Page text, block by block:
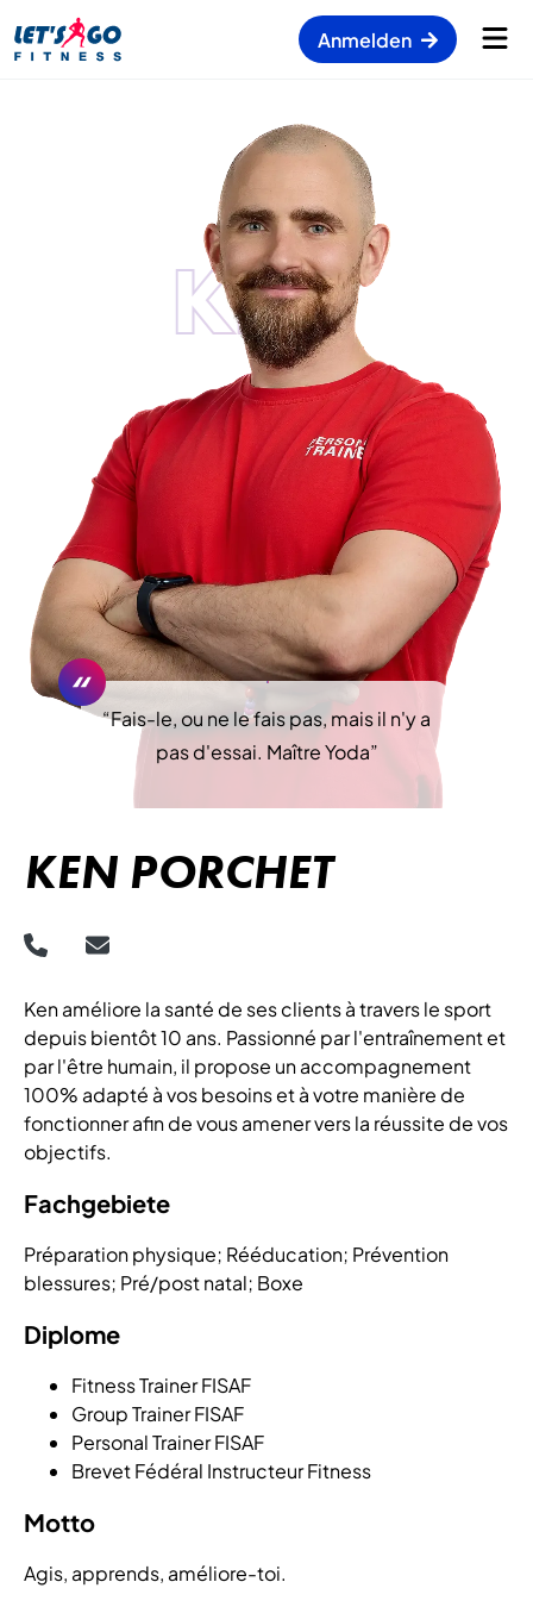
Anmelden
KEN
“Fais-le, ou ne le fais pas, mais il n'y a
pas d'essai. Maître Yoda”
KEN PORCHET
Ken améliore la santé de ses clients à travers le sport
depuis bientôt 10 ans. Passionné par l'entraînement et
par l'être humain, il propose un accompagnement
100% adapté à vos besoins et à votre manière de
fonctionner afin de vous amener vers la réussite de vos
objectifs.
Fachgebiete
Préparation physique; Rééducation; Prévention
blessures; Pré/post natal; Boxe
Diplome
Fitness Trainer FISAF
Group Trainer FISAF
Personal Trainer FISAF
Brevet Fédéral Instructeur Fitness
Motto
Agis, apprends, améliore-toi.